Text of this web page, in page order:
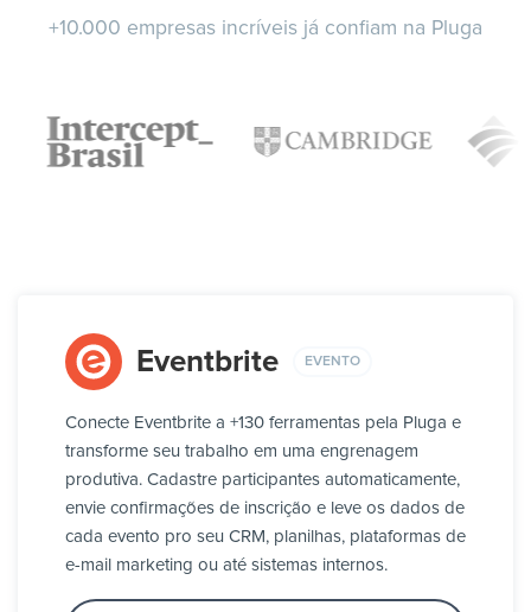
+10.000 empresas incríveis já confiam na Pluga
Eventbrite EVENTO
Conecte Eventbrite a +130 ferramentas pela Pluga e
transforme seu trabalho em uma engrenagem
produtiva. Cadastre participantes automaticamente,
envie confirmações de inscrição e leve os dados de
cada evento pro seu CRM, planilhas, plataformas de
e-mail marketing ou até sistemas internos.